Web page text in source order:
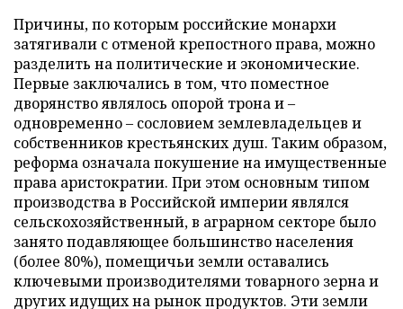
Причины, по которым российские монархи
затягивали с отменой крепостного права, можно
разделить на политические и экономические.
Первые заключались в том, что поместное
дворянство являлось опорой трона и –
одновременно – сословием землевладельцев и
собственников крестьянских душ. Таким образом,
реформа означала покушение на имущественные
права аристократии. При этом основным типом
производства в Российской империи являлся
сельскохозяйственный, в аграрном секторе было
занято подавляющее большинство населения
(более 80%), помещичьи земли оставались
ключевыми производителями товарного зерна и
других идущих на рынок продуктов. Эти земли